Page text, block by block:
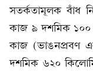
সতর্কতামূলক বাঁধ
কাজ ৯ দশমিক ১০০
কাজ (ভাঙনপ্রবণ
দশমিক ৬২০